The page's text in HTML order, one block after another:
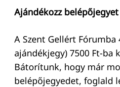
Ajándékozz
A Szent Gellért
ajándékjegy) 7500 Ft-
Bátorítunk, hogy már
belépőjegyedet, foglald